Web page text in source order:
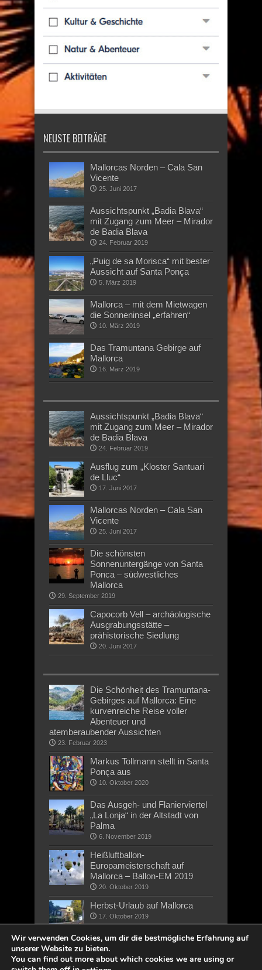
NEUSTE BEITRÄGE
Mallorcas Norden – Cala San
Vicente
25. Juni 2017
Aussichtspunkt „Badia Blava“
mit Zugang zum Meer – Mirador
de Badia Blava
24. Februar 2019
„Puig de sa Morisca“ mit bester
Aussicht auf Santa Ponça
5. März 2019
Mallorca – mit dem Mietwagen
die Sonneninsel „erfahren“
10. März 2019
Das Tramuntana Gebirge auf
Mallorca
16. März 2019
Aussichtspunkt „Badia Blava“
mit Zugang zum Meer – Mirador
de Badia Blava
24. Februar 2019
Ausflug zum „Kloster Santuari
de Lluc“
17. Juni 2017
Mallorcas Norden – Cala San
Vicente
25. Juni 2017
Die schönsten
Sonnenuntergänge von Santa
Ponca – südwestliches
Mallorca
29. September 2019
Capocorb Vell – archäologische
Ausgrabungsstätte –
prähistorische Siedlung
20. Juni 2017
Die Schönheit des Tramuntana-
Gebirges auf Mallorca: Eine
kurvenreiche Reise voller
Abenteuer und
atemberaubender Aussichten
23. Februar 2023
Markus Tollmann stellt in Santa
Ponça aus
10. Oktober 2020
Das Ausgeh- und Flanierviertel
„La Lonja“ in der Altstadt von
Palma
6. November 2019
Heißluftballon-
Europameisterschaft auf
Mallorca – Ballon-EM 2019
20. Oktober 2019
Herbst-Urlaub auf Mallorca
17. Oktober 2019
Wir verwenden Cookies, um dir die bestmögliche Erfahrung auf
unserer Website zu bieten.
You can find out more about which cookies we are using or